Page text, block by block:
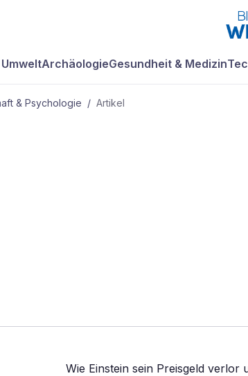
ArchäologieGesundheit & Medizin
& Psychologie / Artikel
Wie Einstein sein Preisgeld